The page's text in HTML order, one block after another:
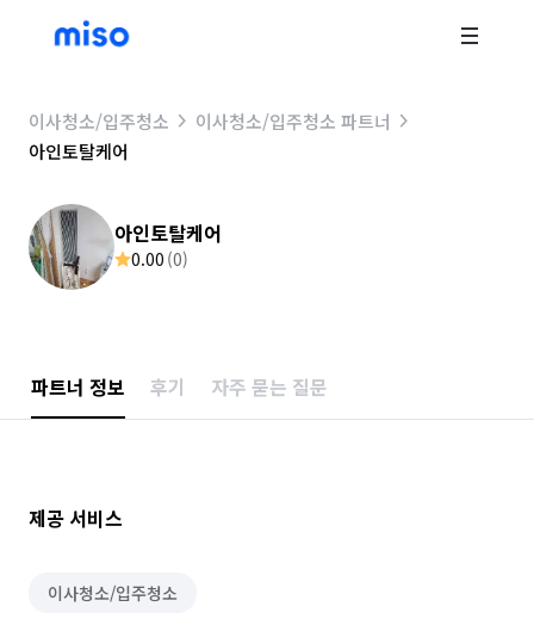
이사청소/입주청소
이사청소/입주청소 파트너
아인토탈케어
아인토탈케어
0.00 (0)
파트너 정보 후기 자주 묻는 질문
제공 서비스
이사청소/입주청소